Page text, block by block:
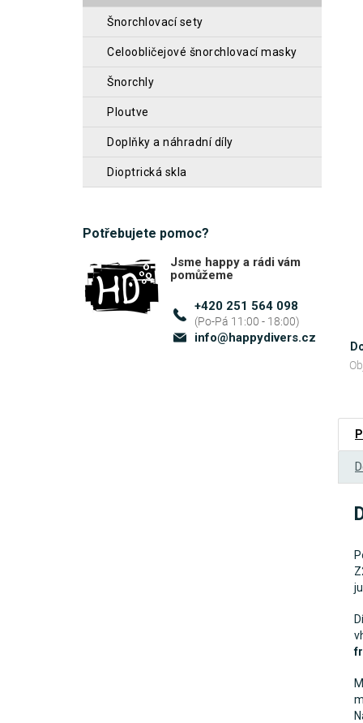
l
šnorchlovací sety
celoobličejové šnorchlovací masky
šnorchly
ploutve
doplňky a náhradní díly
dioptrická skla
Potřebujete pomoc?
Jsme happy a rádi vám
pomůžeme
+420 251 564 098
info@ happydivers.cz